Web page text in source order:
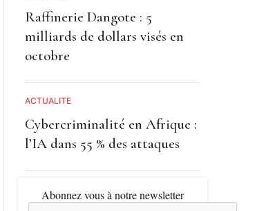
Raffinerie Dangote : 5
milliards de dollars visés en
octobre
ACTUALITE
Cybercriminalité en Afrique :
l’IA dans 55 % des attaques
Abonnez vous à notre newsletter